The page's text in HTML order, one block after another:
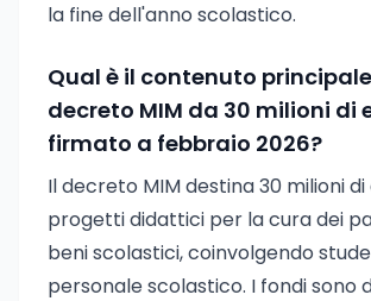
la fine dell'anno scolastico.
Qual è il contenuto
decreto MIM da 30 milioni di
firmato a febbraio 2026?
Il decreto MIM destina 30 milioni
progetti didattici per la cura dei
beni scolastici, coinvolgendo
personale scolastico. I fondi sono